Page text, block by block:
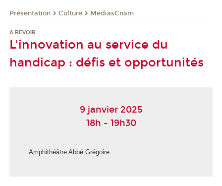
Présentation Culture MediasCnam
A REVOIR
L'innovation au service du
handicap : défis et opportunités
9 janvier 2025
18h - 19h30
Amphithéâtre Abbé Grégoire